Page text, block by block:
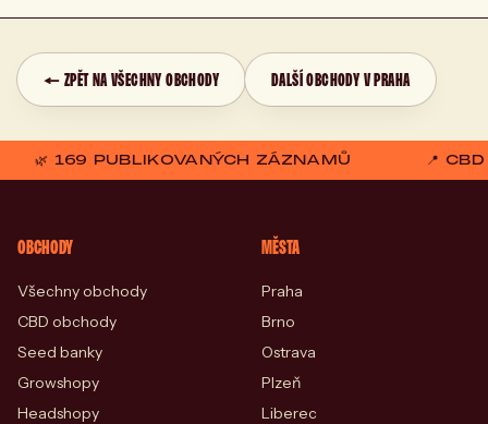
← ZPĚT NA VŠECHNY OBCHODY DALŠÍ OBCHODY V PRAHA
🌿 169 PUBLIKOVANÝCH ZÁZNAMŮ 📍
OBCHODY
Všechny obchody
CBD obchody
Seed banky
Growshopy
Headshopy
MĚSTA
Praha
Brno
Ostrava
Plzeň
Liberec